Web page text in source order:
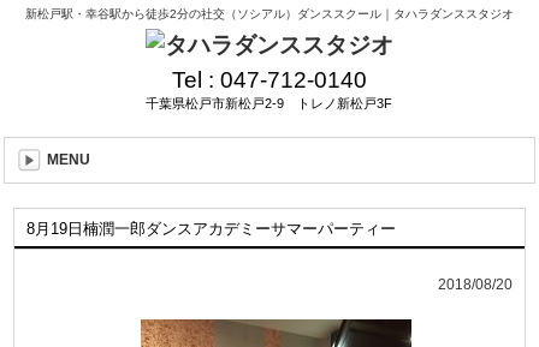
新松戸駅・幸谷駅から徒歩2分の社交（ソシアル）ダンススクール｜タハラダンススタジオ
Tel : 047-712-0140
千葉県松戸市新松戸2-9 トレノ新松戸3F
MENU
8月19日楠潤一郎ダンスアカデミーサマーパーティー
2018/08/20